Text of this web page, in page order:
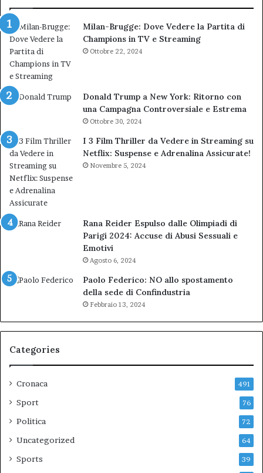
Milan-Brugge: Dove Vedere la Partita di
Champions in TV e Streaming
Ottobre 22, 2024
Donald Trump a New York: Ritorno con
una Campagna Controversiale e Estrema
Ottobre 30, 2024
I 3 Film Thriller da Vedere in Streaming su
Netflix: Suspense e Adrenalina Assicurate!
Novembre 5, 2024
Rana Reider Espulso dalle Olimpiadi di
Parigi 2024: Accuse di Abusi Sessuali e
Emotivi
Agosto 6, 2024
Paolo Federico: NO allo spostamento
della sede di Confindustria
Febbraio 13, 2024
Categories
Cronaca 491
Sport 76
Politica 72
Uncategorized 64
Sports 39